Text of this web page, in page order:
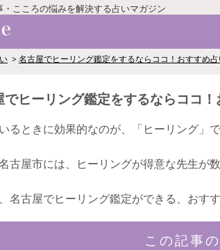
・こころの悩みを解決する占いマガジン
名古屋でヒーリング鑑定をするならココ！おすすめ
でヒーリング鑑定をするならココ
るときに効果的なのが、「ヒーリング」で
古屋市には、ヒーリングが得意な先生が数
名古屋でヒーリング鑑定ができる、おす
この記事